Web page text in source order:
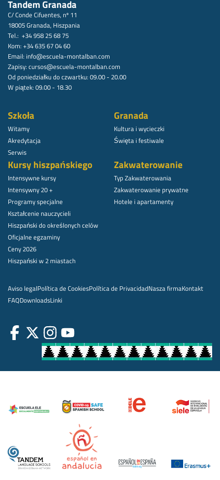
Tandem Granada
C/ Conde Cifuentes, nº 11
18005 Granada, Hiszpania
Tel.: +34 958 25 68 75
Kom: +34 635 67 04 60
Email: info@escuela-montalban.com
Zapisy: cursos@escuela-montalban.com
Od poniedziałku do czwartku: 09.00 - 20.00
W piątek: 09.00 - 18.30
Szkoła
Witamy
Akredytacja
Serwis
Granada
Kultura i wycieczki
Święta i festiwale
Kursy hiszpańskiego
Intensywne kursy
Intensywny 20 +
Programy specjalne
Kształcenie nauczycieli
Hiszpański do określonych celów
Oficjalne egzaminy
Ceny 2026
Hiszpański w 2 miastach
Zakwaterowanie
Typ Zakwaterowania
Zakwaterowanie prywatne
Hotele i apartamenty
Aviso legalPolítica de CookiesPolítica de PrivacidadNasza firmaKontakt
FAQDownloadsLinki